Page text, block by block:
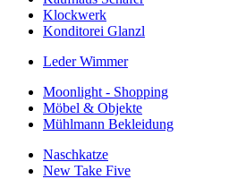
Klockwerk
Konditorei Glanzl
Leder Wimmer
Moonlight - Shopping
Möbel & Objekte
Mühlmann Bekleidung
Naschkatze
New Take Five